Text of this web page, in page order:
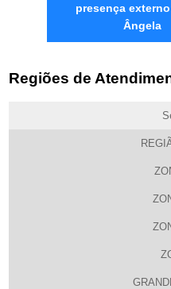
presença
Ângela
Regiões de